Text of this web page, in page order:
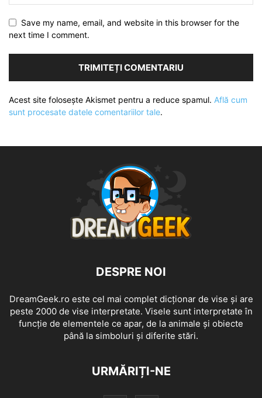
Save my name, email, and website in this browser for the
next time I comment.
Acest site folosește Akismet pentru a reduce spamul. Află cum
sunt procesate datele comentariilor tale.
DESPRE NOI
DreamGeek.ro este cel mai complet dicționar de vise și are
peste 2000 de vise interpretate. Visele sunt interpretate în
funcție de elementele ce apar, de la animale și obiecte
până la simboluri și diferite stări.
URMĂRIȚI-NE